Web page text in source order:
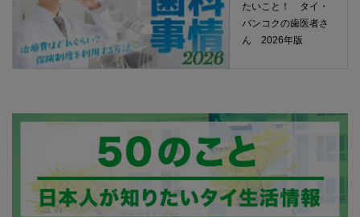
たいこと！ タイ・
バンコクの歯医者さ
ん 2026年版